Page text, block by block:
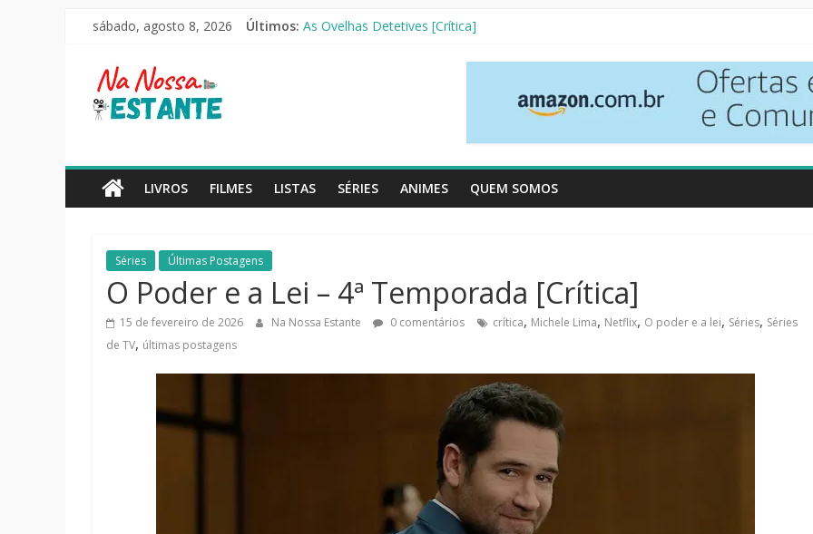
Pular
conteúdo
sábado, agosto 8, 2026 Últimos: O Pistoleiro [Resenha Literária]
Mestres do Universo [Crtítica]
Na
Nossa
Estante
livros,
filmes,
séries
notícias
LIVROS FILMES LISTAS SÉRIES ANIMES QUEM SOMOS
Séries Últimas Postagens
O Poder e a Lei – 4ª Temporada [Crítica]
15 de fevereiro de 2026 Na Nossa Estante 0 comentários crítica, Michele Lima, Netflix, O poder e a lei, Séries, Séries
de TV, últimas postagens